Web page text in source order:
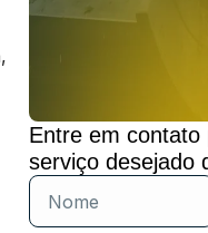
Entre em contato
serviço desejado